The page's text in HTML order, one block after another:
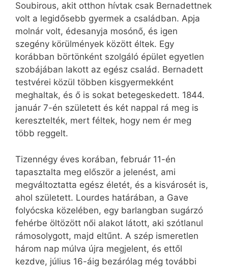
Soubirous, akit otthon hívtak csak Bernadettnek
volt a legidősebb gyermek a családban. Apja
molnár volt, édesanyja mosónő, és igen
szegény körülmények között éltek. Egy
korábban börtönként szolgáló épület egyetlen
szobájában lakott az egész család. Bernadett
testvérei közül többen kisgyermekként
meghaltak, és ő is sokat betegeskedett. 1844.
január 7-én született és két nappal rá meg is
keresztelték, mert féltek, hogy nem ér meg
több reggelt.
Tizennégy éves korában, február 11-én
tapasztalta meg először a jelenést, ami
megváltoztatta egész életét, és a kisvárosét is,
ahol született. Lourdes határában, a Gave
folyócska közelében, egy barlangban sugárzó
fehérbe öltözött női alakot látott, aki szótlanul
rámosolygott, majd eltűnt. A szép ismeretlen
három nap múlva újra megjelent, és ettől
kezdve, július 16-áig bezárólag még további